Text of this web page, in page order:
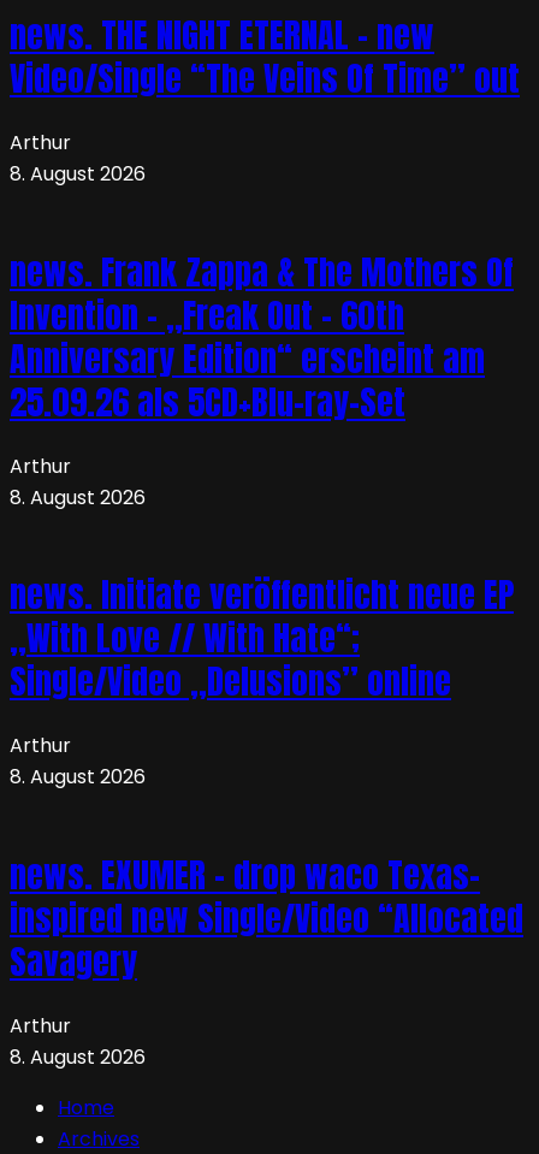
news. THE NIGHT ETERNAL – new
Video/Single “The Veins Of Time” out
Arthur
8. August 2026
news. Frank Zappa & The Mothers Of
Invention – „Freak Out – 60th
Anniversary Edition“ erscheint am
25.09.26 als 5CD+Blu-ray-Set
Arthur
8. August 2026
news. Initiate veröffentlicht neue EP
„With Love // With Hate“;
Single/Video „Delusions” online
Arthur
8. August 2026
news. EXUMER – drop waco Texas-
inspired new Single/Video “Allocated
Savagery
Arthur
8. August 2026
Home
Archives